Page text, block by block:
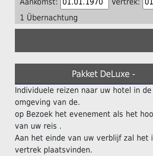
1 Übernachtung
Pakket DeLuxe -
Individuele reizen naar uw hotel in
omgeving van de.
op Bezoek het evenement als het
van uw reis .
Aan het einde van uw verblijf zal het
vertrek plaatsvinden.